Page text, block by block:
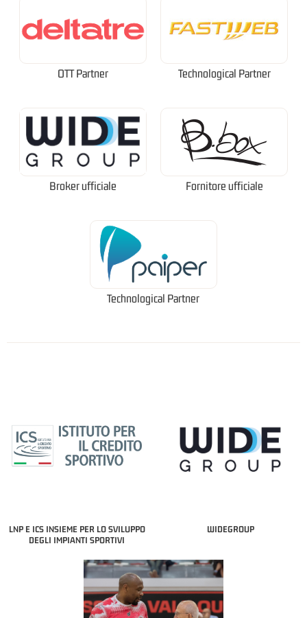
OTT Partner Technological Partner
Broker ufficiale Fornitore ufficiale
Technological Partner
LNP E ICS INSIEME PER LO SVILUPPO
DEGLI IMPIANTI SPORTIVI
WIDEGROUP